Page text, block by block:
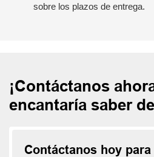
sobre los plazos de entrega.
¡Contáctanos
encantaría saber
Contáctanos hoy